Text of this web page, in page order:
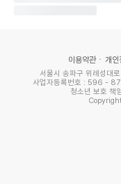
이지만, 일상에서는
들의 관심을 받고 있
이용약관 개인
서울시 송파구 위례성대
사업자등록번호 : 596 -
청소년 보호 책